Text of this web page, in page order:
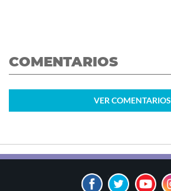
COMENTARIOS
VER COMENTARIOS